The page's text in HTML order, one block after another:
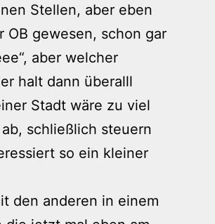
Stellen, aber eben
OB gewesen, schon gar
aber welcher
halt dann überalll
Stadt wäre zu viel
schließlich steuern
so ein kleiner
den anderen in einem